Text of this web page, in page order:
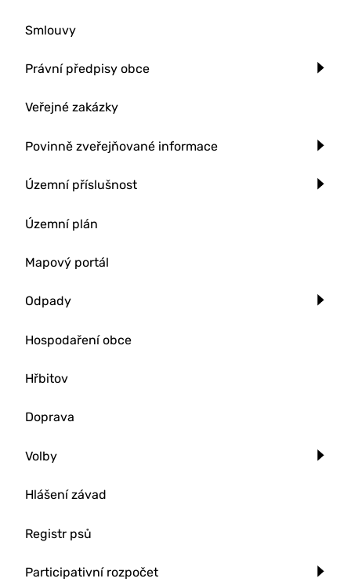
Smlouvy
Právní předpisy obce
Veřejné zakázky
Povinně zveřejňované informace
Územní příslušnost
Územní plán
Mapový portál
Odpady
Hospodaření obce
Hřbitov
Doprava
Volby
Hlášení závad
Registr psů
Participativní rozpočet